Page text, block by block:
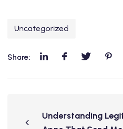
Uncategorized
Share:
Understanding